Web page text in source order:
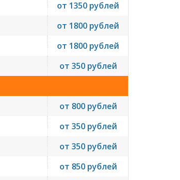
от 1350 рублей
от 1800 рублей
от 1800 рублей
от 350 рублей
от 800 рублей
от 350 рублей
от 350 рублей
от 850 рублей